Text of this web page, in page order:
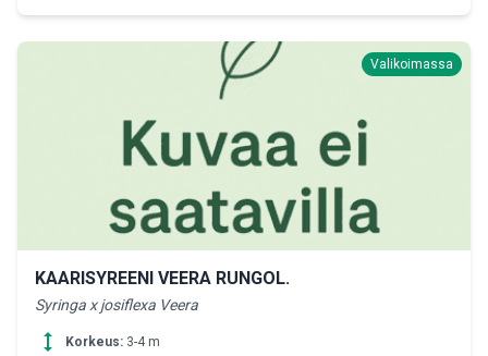
Valikoimassa
KAARISYREENI VEERA RUNGOL.
Syringa x josiflexa Veera
height Korkeus: 3-4 m